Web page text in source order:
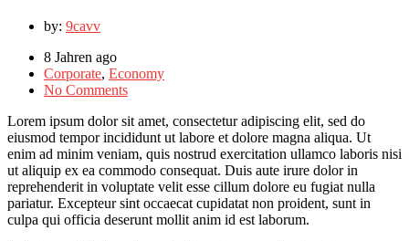
by: 9cavv
8 Jahren ago
Corporate, Economy
No Comments
Lorem ipsum dolor sit amet, consectetur adipiscing elit, sed do
eiusmod tempor incididunt ut labore et dolore magna aliqua. Ut
enim ad minim veniam, quis nostrud exercitation ullamco laboris nisi
ut aliquip ex ea commodo consequat. Duis aute irure dolor in
reprehenderit in voluptate velit esse cillum dolore eu fugiat nulla
pariatur. Excepteur sint occaecat cupidatat non proident, sunt in
culpa qui officia deserunt mollit anim id est laborum.